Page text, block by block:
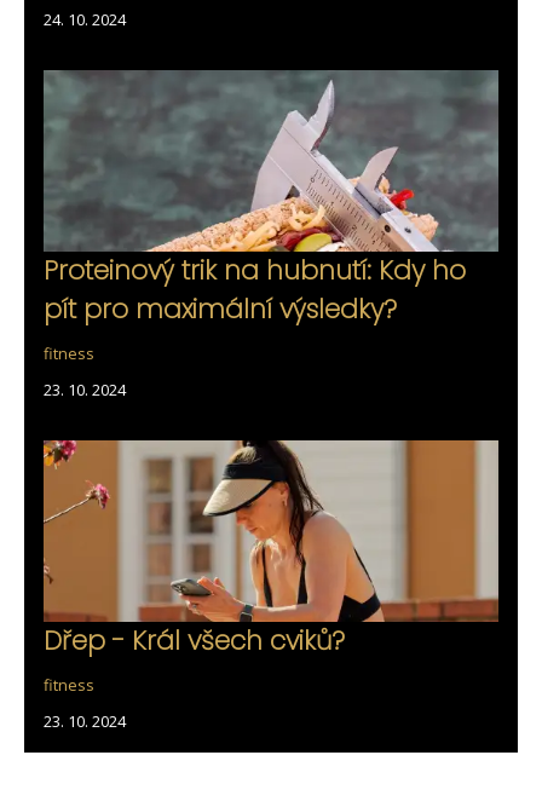
24. 10. 2024
Proteinový trik na hubnutí: Kdy ho
pít pro maximální výsledky?
fitness
23. 10. 2024
Dřep - Král všech cviků?
fitness
23. 10. 2024